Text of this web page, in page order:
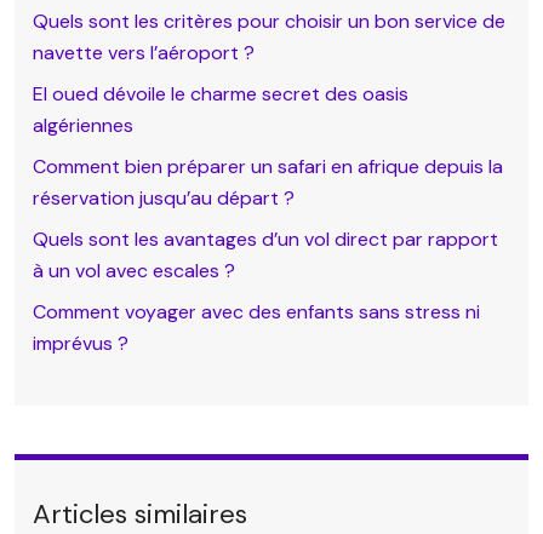
Quels sont les critères pour choisir un bon service de
navette vers l’aéroport ?
El oued dévoile le charme secret des oasis
algériennes
Comment bien préparer un safari en afrique depuis la
réservation jusqu’au départ ?
Quels sont les avantages d’un vol direct par rapport
à un vol avec escales ?
Comment voyager avec des enfants sans stress ni
imprévus ?
Articles similaires